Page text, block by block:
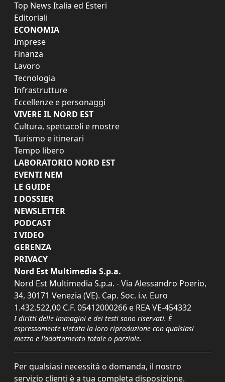
Top News Italia ed Esteri
Editoriali
ECONOMIA
Imprese
Finanza
Lavoro
Tecnologia
Infrastrutture
Eccellenze e personaggi
VIVERE IL NORD EST
Cultura, spettacoli e mostre
Turismo e itinerari
Tempo libero
LABORATORIO NORD EST
EVENTI NEM
LE GUIDE
I DOSSIER
NEWSLETTER
PODCAST
I VIDEO
GERENZA
PRIVACY
Nord Est Multimedia S.p.a.
Nord Est Multimedia S.p.a. - Via Alessandro Poerio,
34, 30171 Venezia (VE). Cap. Soc. i.v. Euro
1.432.522,00 C.F. 05412000266 e REA VE-454332
I diritti delle immagini e dei testi sono riservati. È
espressamente vietata la loro riproduzione con qualsiasi
mezzo e l'adattamento totale o parziale.
Per qualsiasi necessità o domanda, il nostro
servizio clienti è a tua completa disposizione.